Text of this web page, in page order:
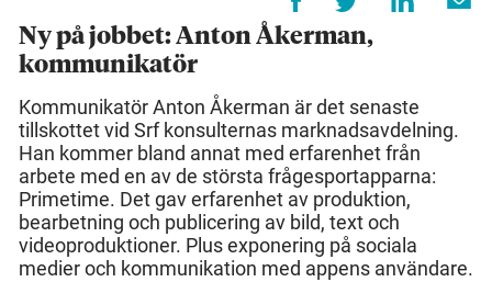
Ny på jobbet: Anton Åkerman,
kommunikatör
Kommunikatör Anton Åkerman är det senaste
tillskottet vid Srf konsulternas marknadsavdelning.
Han kommer bland annat med erfarenhet från
arbete med en av de största frågesportapparna:
Primetime. Det gav erfarenhet av produktion,
bearbetning och publicering av bild, text och
videoproduktioner. Plus exponering på sociala
medier och kommunikation med appens användare.